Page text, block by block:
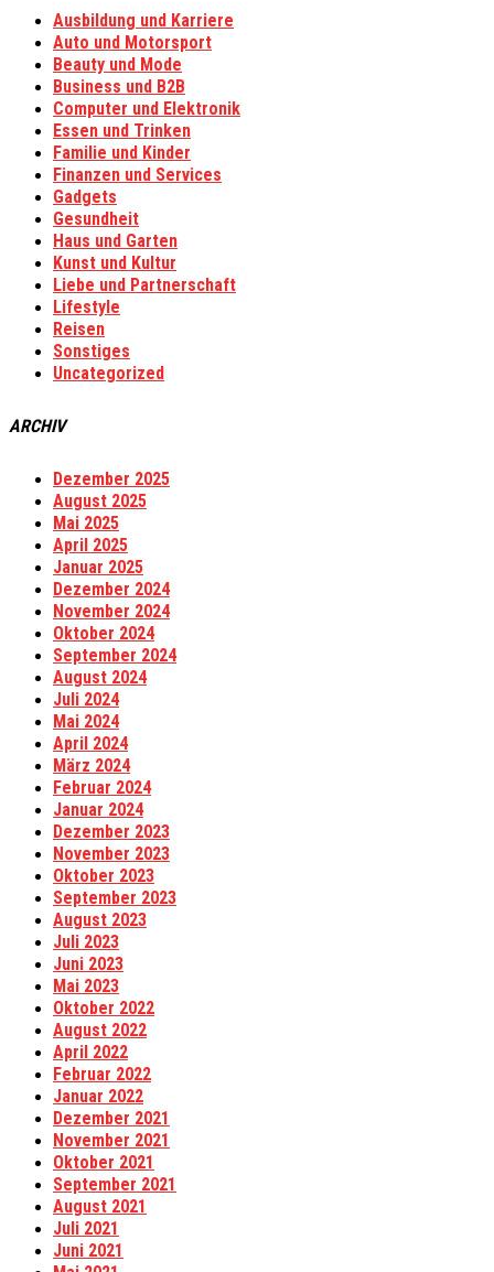
Ausbildung und Karriere
Auto und Motorsport
Beauty und Mode
Business und B2B
Computer und Elektronik
Essen und Trinken
Familie und Kinder
Finanzen und Services
Gadgets
Gesundheit
Haus und Garten
Kunst und Kultur
Liebe und Partnerschaft
Lifestyle
Reisen
Sonstiges
Uncategorized
ARCHIV
Dezember 2025
August 2025
Mai 2025
April 2025
Januar 2025
Dezember 2024
November 2024
Oktober 2024
September 2024
August 2024
Juli 2024
Mai 2024
April 2024
März 2024
Februar 2024
Januar 2024
Dezember 2023
November 2023
Oktober 2023
September 2023
August 2023
Juli 2023
Juni 2023
Mai 2023
Oktober 2022
August 2022
April 2022
Februar 2022
Januar 2022
Dezember 2021
November 2021
Oktober 2021
September 2021
August 2021
Juli 2021
Juni 2021